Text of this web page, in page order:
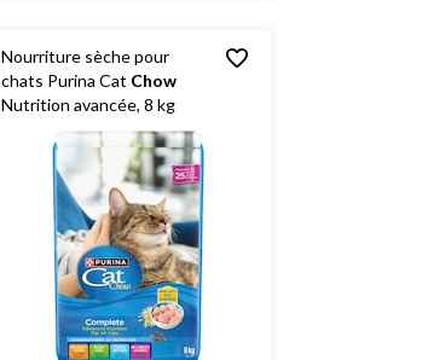
Nourriture sèche pour
chats Purina Cat Chow
Nutrition avancée, 8 kg